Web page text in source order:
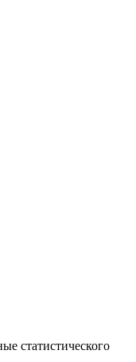
статистического